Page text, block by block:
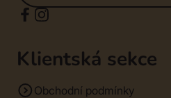
Klientská sekce
Obchodní podmínky